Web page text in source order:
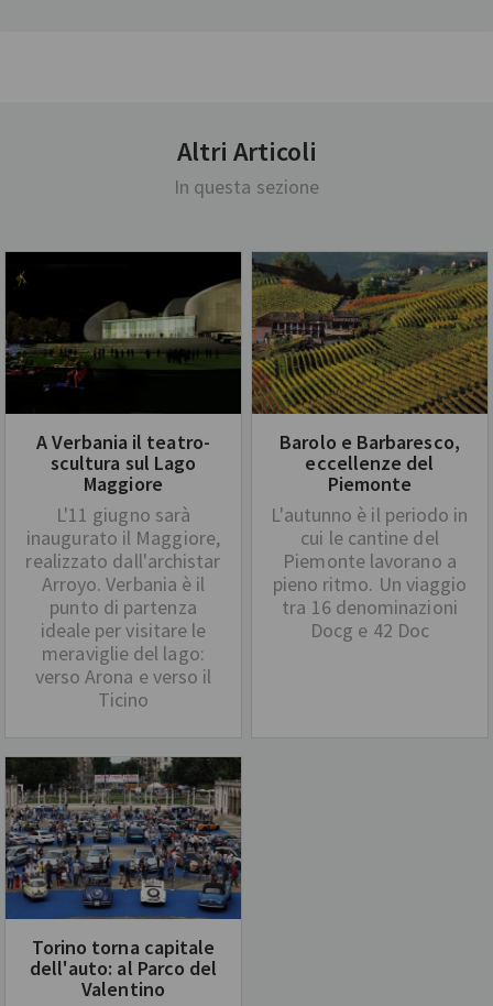
Altri Articoli
In questa sezione
A Verbania il teatro-
scultura sul Lago
Maggiore
L'11 giugno sarà
inaugurato il Maggiore,
realizzato dall'archistar
Arroyo. Verbania è il
punto di partenza
ideale per visitare le
meraviglie del lago:
verso Arona e verso il
Ticino
Barolo e Barbaresco,
eccellenze del
Piemonte
L'autunno è il periodo in
cui le cantine del
Piemonte lavorano a
pieno ritmo. Un viaggio
tra 16 denominazioni
Docg e 42 Doc
Torino torna capitale
dell'auto: al Parco del
Valentino